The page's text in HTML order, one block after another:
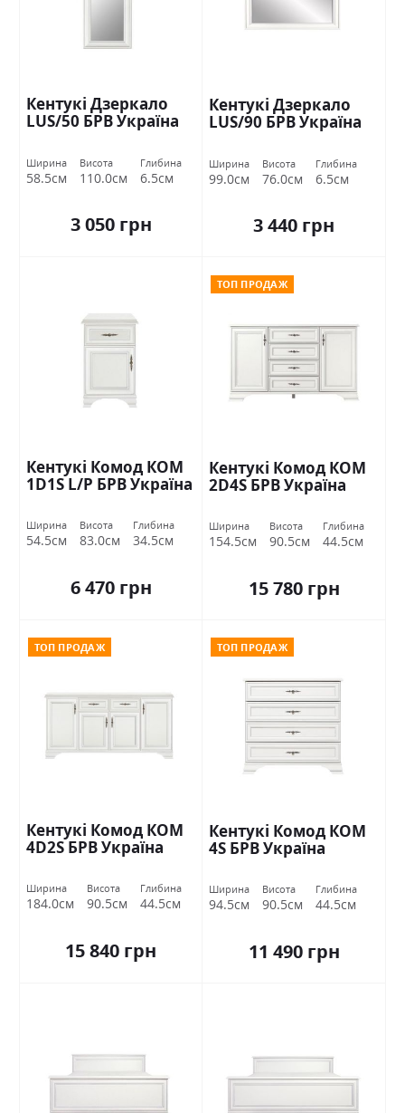
Кентукі Дзеркало
LUS/50 БРВ Україна
Ширина
58.5см
Висота
110.0см
Глибина
6.5см
3 050 грн
Кентукі Дзеркало
LUS/90 БРВ Україна
Ширина
99.0см
Висота
76.0см
Глибина
6.5см
3 440 грн
Кентукі Комод КОМ
1D1S L/P БРВ Україна
Ширина
54.5см
Висота
83.0см
Глибина
34.5см
6 470 грн
ТОП ПРОДАЖ
Кентукі Комод КОМ
2D4S БРВ Україна
Ширина
154.5см
Висота
90.5см
Глибина
44.5см
15 780 грн
ТОП ПРОДАЖ
Кентукі Комод КОМ
4D2S БРВ Україна
Ширина
184.0см
Висота
90.5см
Глибина
44.5см
15 840 грн
ТОП ПРОДАЖ
Кентукі Комод КОМ
4S БРВ Україна
Ширина
94.5см
Висота
90.5см
Глибина
44.5см
11 490 грн